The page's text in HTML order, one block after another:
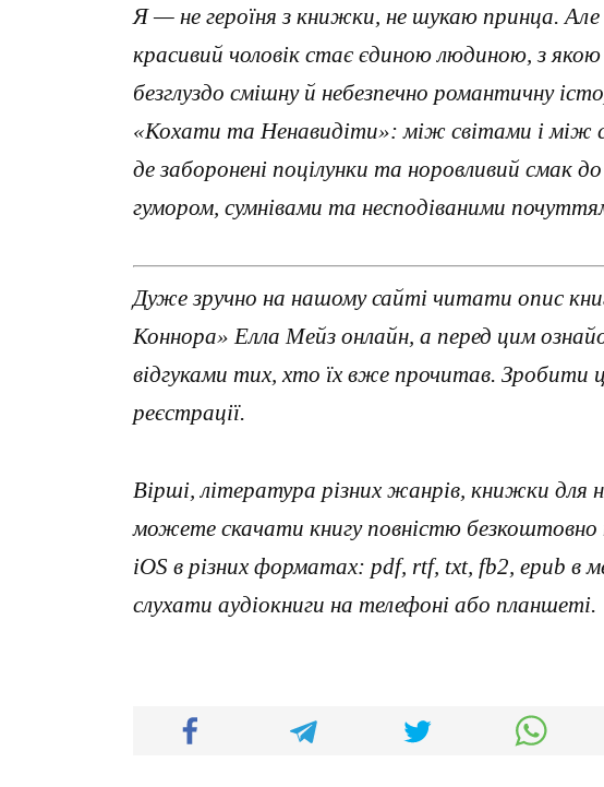
Я — не героїня з книжки, не шукаю принца.
красивий чоловік стає єдиною людиною, з
безглуздо смішну й небезпечно романтичну
«Кохати та Ненавидіти»: між світами і між
де заборонені поцілунки та норовливий смак
гумором, сумнівами та несподіваними
Дуже зручно на нашому сайті читати опис
Коннора» Елла Мейз онлайн, а перед цим
відгуками тих, хто їх вже прочитав.
реєстрації.
Вірші, література різних жанрів, книжки для
можете скачати книгу повністю
iOS в різних форматах: pdf, rtf, txt, fb2, epub в
слухати аудіокниги на телефоні або планшеті.